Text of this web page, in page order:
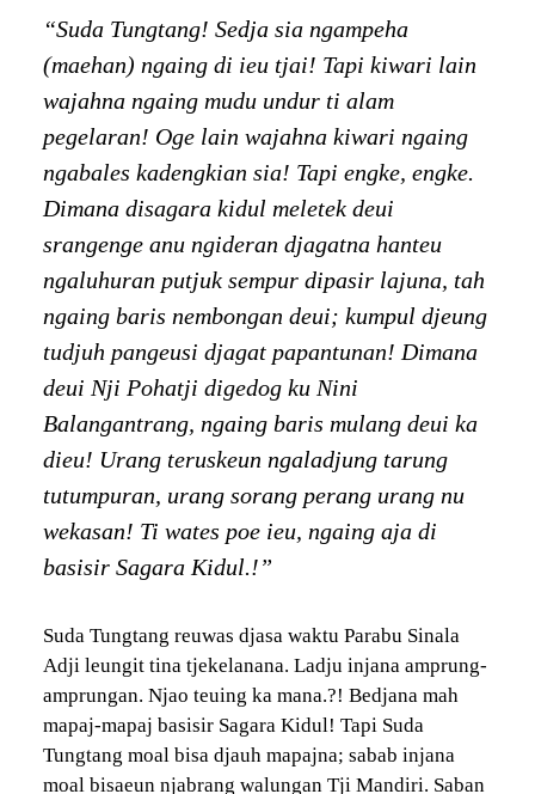
“Suda Tungtang! Sedja sia ngampeha
(maehan) ngaing di ieu tjai! Tapi kiwari lain
wajahna ngaing mudu undur ti alam
pegelaran! Oge lain wajahna kiwari ngaing
ngabales kadengkian sia! Tapi engke, engke.
Dimana disagara kidul meletek deui
srangenge anu ngideran djagatna hanteu
ngaluhuran putjuk sempur dipasir lajuna, tah
ngaing baris nembongan deui; kumpul djeung
tudjuh pangeusi djagat papantunan! Dimana
deui Nji Pohatji digedog ku Nini
Balangantrang, ngaing baris mulang deui ka
dieu! Urang teruskeun ngaladjung tarung
tutumpuran, urang sorang perang urang nu
wekasan! Ti wates poe ieu, ngaing aja di
basisir Sagara Kidul.!”
Suda Tungtang reuwas djasa waktu Parabu Sinala
Adji leungit tina tjekelanana. Ladju injana amprung-
amprungan. Njao teuing ka mana.?! Bedjana mah
mapaj-mapaj basisir Sagara Kidul! Tapi Suda
Tungtang moal bisa djauh mapajna; sabab injana
moal bisaeun njabrang walungan Tji Mandiri. Saban